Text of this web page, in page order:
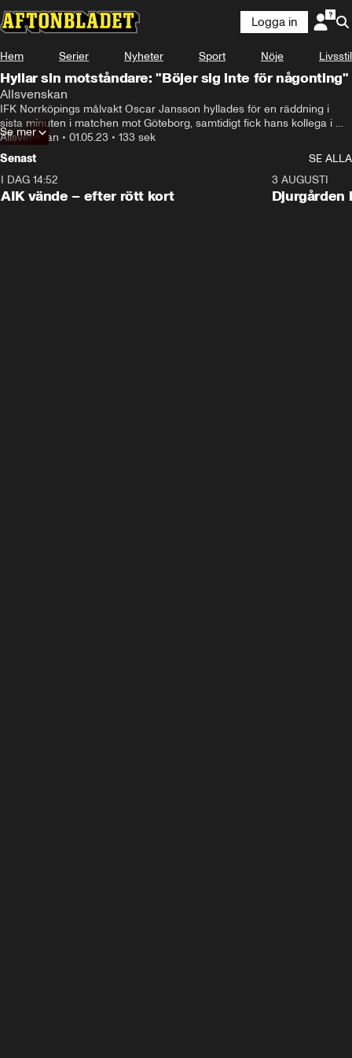
Logga in
Hem Serier Nyheter Sport Nöje Livsstil
Hyllar sin motståndare: "Böjer sig inte för någonting"
Allsvenskan
IFK Norrköpings målvakt Oscar Jansson hyllades för en räddning i
sista minuten i matchen mot Göteborg, samtidigt fick hans kollega i
andra målet kritik för sitt ingripande som resulterade i Norrköpings
kvitteringsmål. Nu vill Jansson hylla den unge Göteborgsmålvakten.
Allsvenskan • 01.05.23 • 133 sek
Se mer
Senast
SE ALLA
I DAG 14:52
AIK vände – efter rött kort
3 AUGUSTI
Djurgården